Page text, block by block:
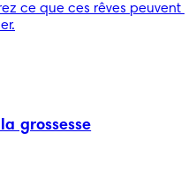
ce que ces rêves peuvent
grossesse